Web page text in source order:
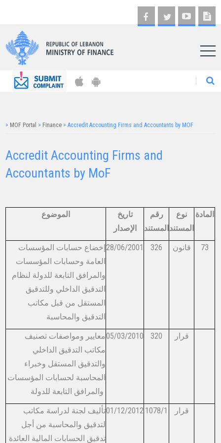
AR
> MOF Portal > Finance >Accredit Accounting Firms and Accountants by MOF
Accredit Accounting Firms and
Accountants by MoF​​​​​​
الموضوع
​تاريخ
الإصدار
رقم
المستند
نوع
المستند
المادة
إخضاع حسابات المؤسسات
العامة وحسابات المؤسسات
والمرافق ​التابعة للدولة لنظام
التدقيق الداخلي وللتدقيق
المستقل من قبل مكاتب
التدقيق والمحاسبة
28/06/2001 326 قانون 73
معايير ومواصفات تصنيف
مكاتب التدقيق الداخلي
والتدقيق المستقل وخبراء
المحاسبة لحسابات المؤسسات
05/03/2010 320 ق​​​رار
تأليف لجنة لدراسة مكاتب
لتدقيق والمحاسبة من أجل
تدقيق الحسابات المالية العائدة
01/12/2012 1078/1 قرار